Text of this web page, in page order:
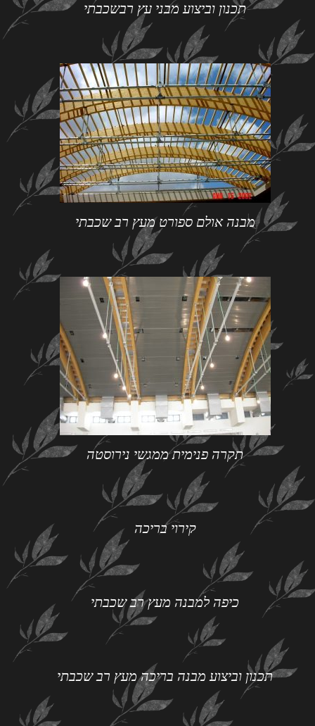
תכנון וביצוע מבני עץ רבשכבתי
מבנה אולם ספורט מעץ רב שכבתי
תקרה פנימית ממגשי נירוסטה
קירוי בריכה
כיפה למבנה מעץ רב שכבתי
תכנון וביצוע מבנה בריכה מעץ רב שכבתי